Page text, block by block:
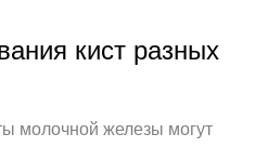
кист разных
молочной железы могут